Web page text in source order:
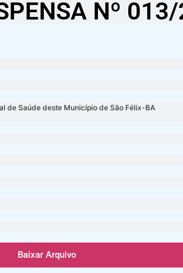
Nº
de Saúde deste Município de São Félix-BA
Baixar Arquivo